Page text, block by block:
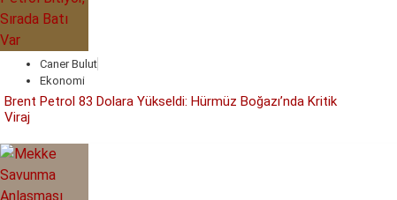
Caner Bulut
Ekonomi
Brent Petrol 83 Dolara Yükseldi: Hürmüz Boğazı’nda Kritik
Viraj